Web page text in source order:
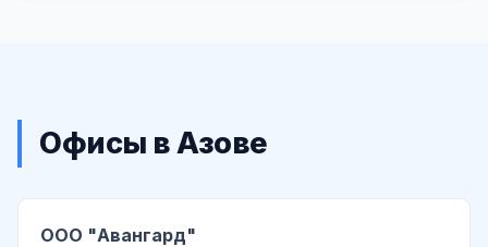
Офисы в Азове
ООО "Авангард"